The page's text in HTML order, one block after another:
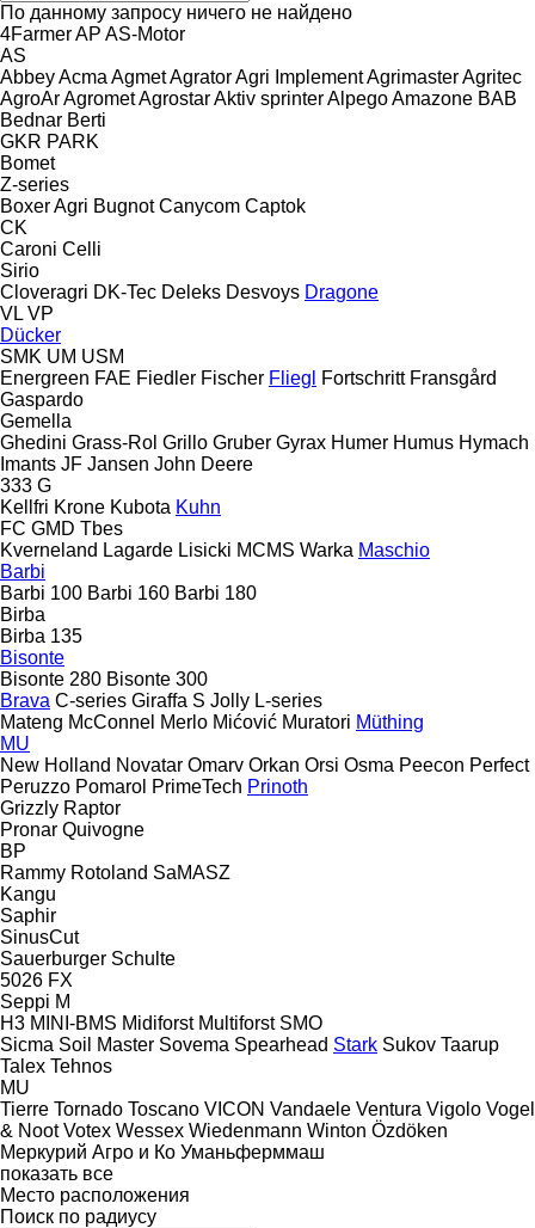
По данному запросу ничего не найдено
4FarmerAP AS-Motor
AS
AbbeyAcma AgmetAgratorAgri ImplementAgrimasterAgritec
AgroArAgrometAgrostarAktiv sprinterAlpegoAmazone BAB
Bednar Berti
GKR PARK
Bomet
Z-series
Boxer Agri Bugnot Canycom Captok
CK
Caroni Celli
Sirio
Cloveragri DK-Tec Deleks Desvoys Dragone
VL VP
Dücker
SMK UM USM
Energreen FAE Fiedler Fischer Fliegl Fortschritt Fransgård
Gaspardo
Gemella
Ghedini Grass-Rol Grillo Gruber Gyrax Humer Humus Hymach
Imants JF Jansen John Deere
333 G
Kellfri Krone Kubota Kuhn
FC GMD Tbes
Kverneland Lagarde Lisicki MCMS Warka Maschio
Barbi
Barbi 100 Barbi 160 Barbi 180
Birba
Birba 135
Bisonte
Bisonte 280 Bisonte 300
Brava C-series Giraffa S Jolly L-series
Mateng McConnel Merlo Mićović Muratori Müthing
MU
New Holland Novatar Omarv Orkan Orsi Osma Peecon Perfect
Peruzzo Pomarol PrimeTech Prinoth
Grizzly Raptor
Pronar Quivogne
BP
Rammy Rotoland SaMASZ
Kangu
Saphir
SinusCut
Sauerburger Schulte
5026 FX
Seppi M
H3 MINI-BMS Midiforst Multiforst SMO
Sicma Soil Master Sovema Spearhead Stark Sukov Taarup
Talex Tehnos
MU
Tierre Tornado Toscano VICON Vandaele Ventura Vigolo Vogel
& Noot Votex Wessex Wiedenmann Winton Özdöken
Меркурий Агро и Ко Уманьферммаш
показать все
Место расположения
Поиск по радиусу